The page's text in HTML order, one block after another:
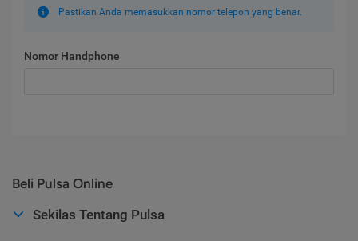
Pastikan Anda memasukkan nomor telepon yang benar.
Nomor Handphone
Beli Pulsa Online
Sekilas Tentang Pulsa